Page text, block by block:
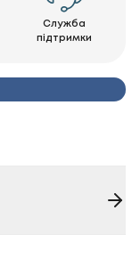
Служба
підтримки